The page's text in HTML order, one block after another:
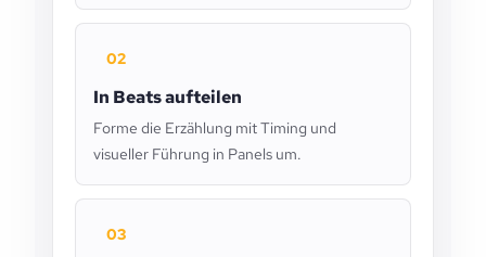
02
In Beats aufteilen
Forme die Erzählung mit Timing und
visueller Führung in Panels um.
03